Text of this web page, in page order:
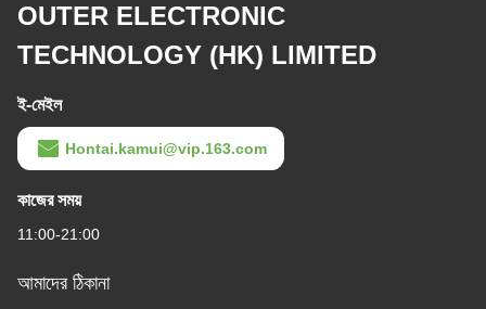
OUTER ELECTRONIC
TECHNOLOGY (HK) LIMITED
ই-মেইল
Hontai.kamui@vip.163.com
কাজের সময়
11:00-21:00
আমাদের ঠিকানা